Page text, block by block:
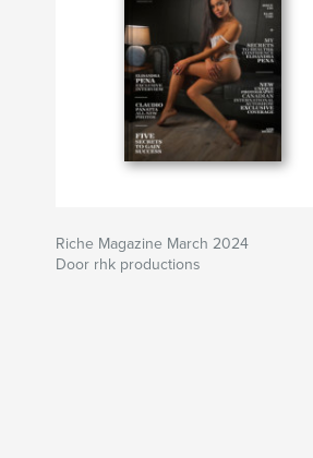
Riche Magazine March 2024
Door rhk productions